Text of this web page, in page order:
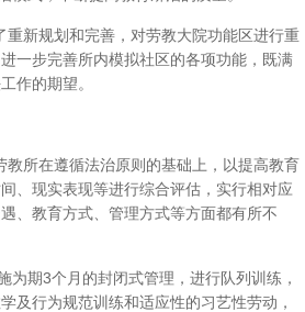
新规划和完善，对劳教大院功能区进行重
一步完善所内模拟社区的各项功能，既满
作的期望。
所在遵循法治原则的基础上，以提高教育
、现实表现等进行综合评估，实行相对应
、教育方式、管理方式等方面都有所不
期3个月的封闭式管理，进行队列训练，
及行为规范训练和适应性的习艺性劳动，